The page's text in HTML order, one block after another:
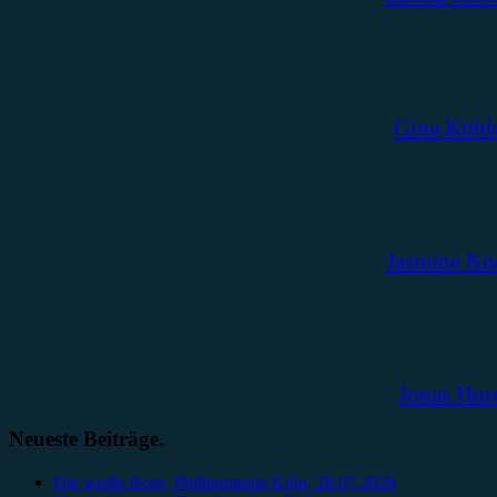
Gina
Jasmine
Jonas
Neueste Beiträge.
Die weiße Rose, Philharmonie Köln, 28.07.2026